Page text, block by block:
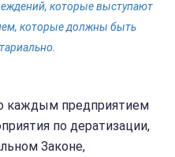
которые выступают
которые должны быть
каждым предприятием
по дератизации,
Законе,